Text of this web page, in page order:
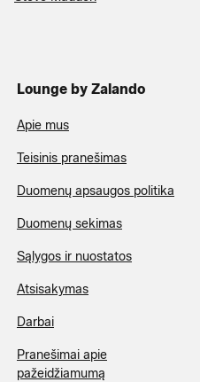
Lounge by Zalando
Apie mus
Teisinis pranešimas
Duomenų apsaugos politika
Duomenų sekimas
Sąlygos ir nuostatos
Atsisakymas
Darbai
Pranešimai apie
pažeidžiamumą